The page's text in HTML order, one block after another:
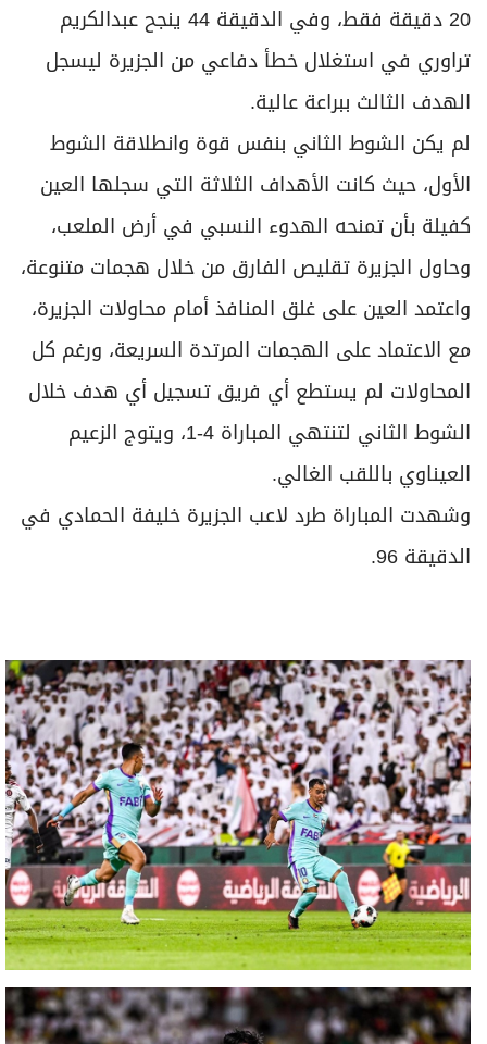
20 دقيقة فقط، وفي الدقيقة 44 ينجح عبدالكريم
تراوري في استغلال خطأ دفاعي من الجزيرة ليسجل
الهدف الثالث ببراعة عالية.
لم يكن الشوط الثاني بنفس قوة وانطلاقة الشوط
الأول، حيث كانت الأهداف الثلاثة التي سجلها العين
كفيلة بأن تمنحه الهدوء النسبي في أرض الملعب،
وحاول الجزيرة تقليص الفارق من خلال هجمات متنوعة،
واعتمد العين على غلق المنافذ أمام محاولات الجزيرة،
مع الاعتماد على الهجمات المرتدة السريعة، ورغم كل
المحاولات لم يستطع أي فريق تسجيل أي هدف خلال
الشوط الثاني لتنتهي المباراة 4-1، ويتوج الزعيم
العيناوي باللقب الغالي.
وشهدت المباراة طرد لاعب الجزيرة خليفة الحمادي في
الدقيقة 96.